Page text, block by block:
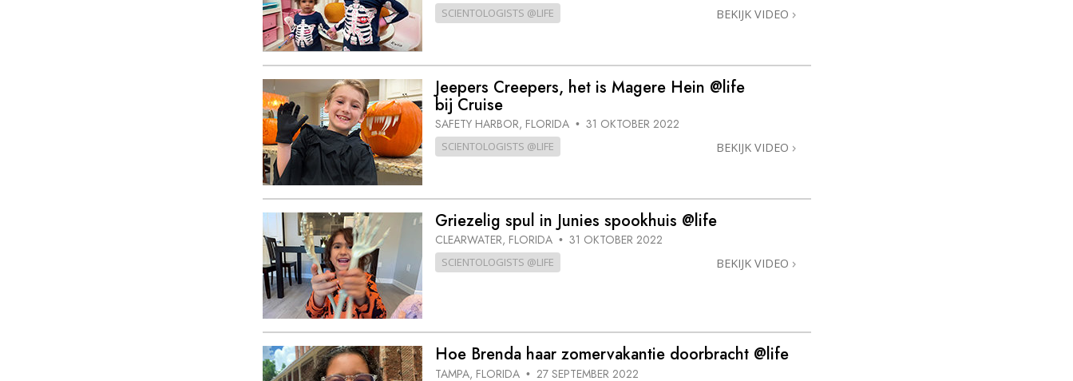
SCIENTOLOGISTS @LIFE BEKIJK VIDEO
Jeepers Creepers, het is Magere Hein @life
bij Cruise
SAFETY HARBOR, FLORIDA • 31 OKTOBER 2022
SCIENTOLOGISTS @LIFE BEKIJK VIDEO
Griezelig spul in Junies spookhuis @life
CLEARWATER, FLORIDA • 31 OKTOBER 2022
SCIENTOLOGISTS @LIFE BEKIJK VIDEO
Hoe Brenda haar zomervakantie doorbracht @life
TAMPA, FLORIDA • 27 SEPTEMBER 2022